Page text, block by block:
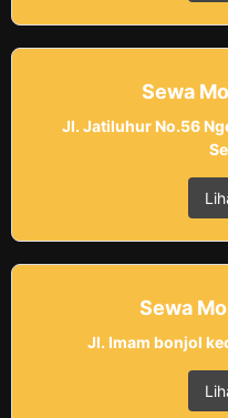
Sewa
Jl. Jatiluhur No.56
Sewa
Jl. Imam bonjol